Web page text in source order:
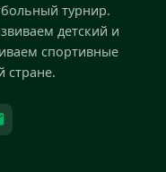
турнир.
детский и
спортивные
стране.